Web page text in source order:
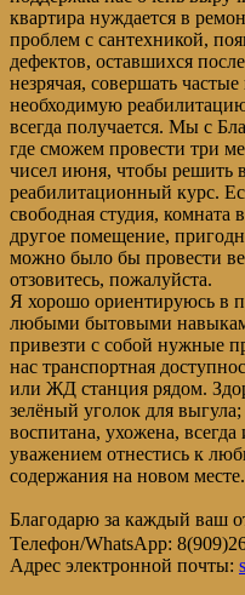
квартира нуждается в
проблем с сантехникой,
дефектов, оставшихся
незрячая, совершать
необходимую
всегда получается. Мы с
где сможем провести три
чисел июня, чтобы решить
реабилитационный курс.
свободная студия, комната
другое помещение,
можно было бы провести
отзовитесь, пожалуйста.
Я хорошо ориентируюсь в
любыми бытовыми
привезти с собой нужные
нас транспортная
или ЖД станция рядом.
зелёный уголок для
воспитана, ухожена, всегда
уважением отнестись к
содержания на новом месте.
Благодарю за каждый ваш
Телефон/WhatsApp:
Адрес электронной почты: